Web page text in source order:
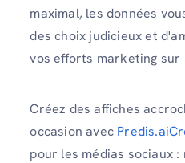
maximal, les données
des choix judicieux et
vos efforts marketing sur
Créez des affiches
occasion avec
pour les médias sociaux